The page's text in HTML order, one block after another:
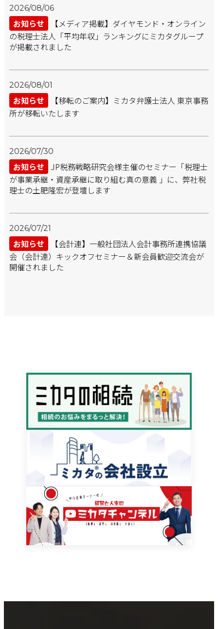
2026/08/06
お知らせ
【メディア掲載】ダイヤモンド・オンライン
の税理士法人「平均年収」ランキングにミカタグループ
が掲載されました
2026/08/01
お知らせ
【移転のご案内】ミカタ弁護士法人 東京事務
所が移転いたします
2026/07/30
お知らせ
JP税務戦略研究会様主催のセミナー「税理士
が事業承継・資産承継に取り組む真の意義 」に、弊社税
理士の土肥隆宏が登壇します
2026/07/21
お知らせ
【会計連】一般社団法人会計事務所連携協議
会（会計連）キックオフセミナー＆新会員歓迎交流会が
開催されました